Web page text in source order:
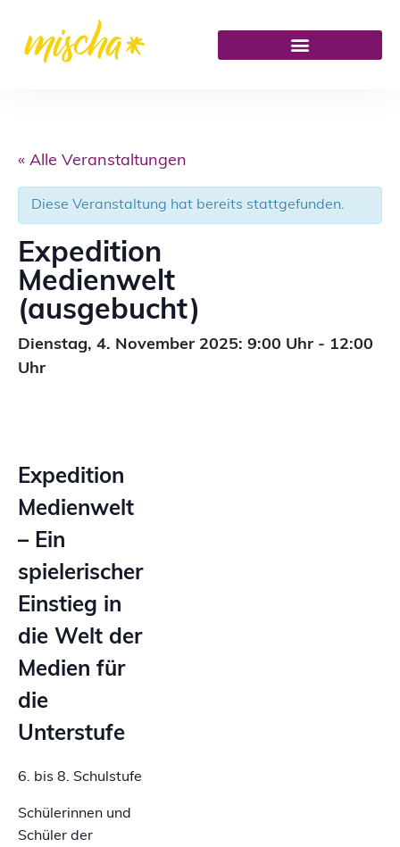
« Alle Veranstaltungen
Diese Veranstaltung hat bereits stattgefunden.
Expedition
Medienwelt
(ausgebucht)
Dienstag, 4. November 2025: 9:00 Uhr - 12:00
Uhr
Expedition
Medienwelt
– Ein
spielerischer
Einstieg in
die Welt der
Medien für
die
Unterstufe
6. bis 8. Schulstufe
Schülerinnen und
Schüler der